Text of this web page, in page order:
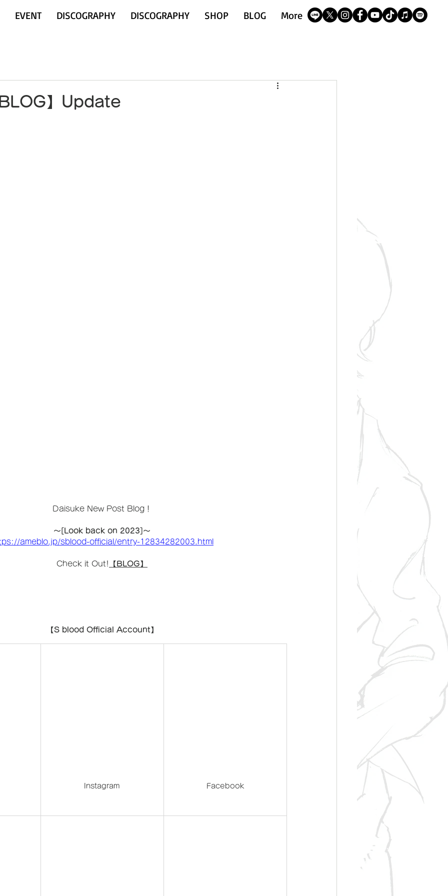
EVENT DISCOGRAPHY DISCOGRAPHY SHOP BLOG More
】Update
Daisuke New Post Blog！
～[ Look back on 2023] ～
ameblo.jp/sblood-official/entry-12834282003.html
Check it Out! 【BLOG】
【S blood Official Account】
Instagram Facebook